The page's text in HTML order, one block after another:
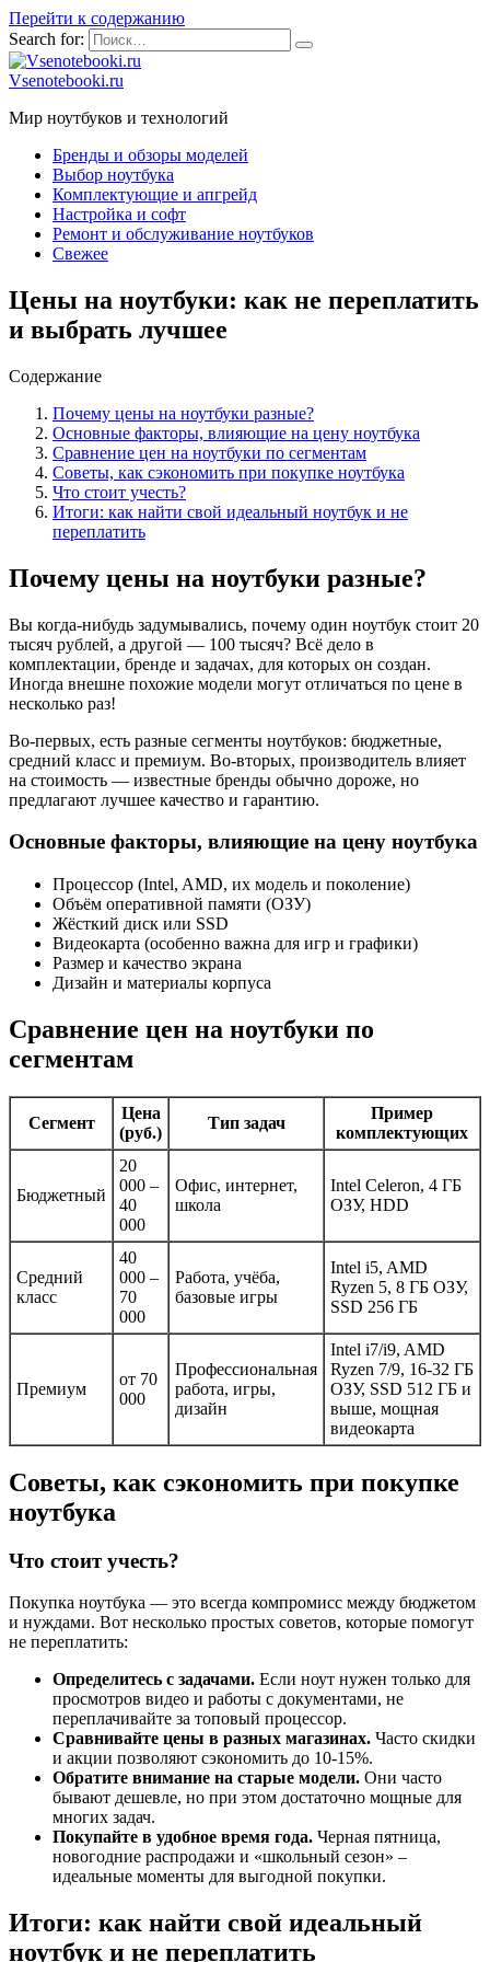
Перейти к содержанию
Search for:
Vsenotebooki.ru
Мир ноутбуков и технологий
Бренды и обзоры моделей
Выбор ноутбука
Комплектующие и апгрейд
Настройка и софт
Ремонт и обслуживание ноутбуков
Свежее
Цены на ноутбуки: как не переплатить
и выбрать лучшее
Содержание
Почему цены на ноутбуки разные?
Основные факторы, влияющие на цену ноутбука
Сравнение цен на ноутбуки по сегментам
Советы, как сэкономить при покупке ноутбука
Что стоит учесть?
Итоги: как найти свой идеальный ноутбук и не
переплатить
Почему цены на ноутбуки разные?
Вы когда-нибудь задумывались, почему один ноутбук стоит 20
тысяч рублей, а другой — 100 тысяч? Всё дело в
комплектации, бренде и задачах, для которых он создан.
Иногда внешне похожие модели могут отличаться по цене в
несколько раз!
Во-первых, есть разные сегменты ноутбуков: бюджетные,
средний класс и премиум. Во-вторых, производитель влияет
на стоимость — известные бренды обычно дороже, но
предлагают лучшее качество и гарантию.
Основные факторы, влияющие на цену ноутбука
Процессор (Intel, AMD, их модель и поколение)
Объём оперативной памяти (ОЗУ)
Жёсткий диск или SSD
Видеокарта (особенно важна для игр и графики)
Размер и качество экрана
Дизайн и материалы корпуса
Сравнение цен на ноутбуки по
сегментам
Сегмент
Цена
(руб.)
Тип задач
Пример
комплектующих
Бюджетный
20
000 –
40
000
Офис, интернет,
школа
Intel Celeron, 4 ГБ
ОЗУ, HDD
Средний
класс
40
000 –
70
000
Работа, учёба,
базовые игры
Intel i5, AMD
Ryzen 5, 8 ГБ ОЗУ,
SSD 256 ГБ
Премиум
от 70
000
Профессиональная
работа, игры,
дизайн
Intel i7/i9, AMD
Ryzen 7/9, 16-32 ГБ
ОЗУ, SSD 512 ГБ и
выше, мощная
видеокарта
Советы, как сэкономить при покупке
ноутбука
Что стоит учесть?
Покупка ноутбука — это всегда компромисс между бюджетом
и нуждами. Вот несколько простых советов, которые помогут
не переплатить:
Определитесь с задачами. Если ноут нужен только для
просмотров видео и работы с документами, не
переплачивайте за топовый процессор.
Сравнивайте цены в разных магазинах. Часто скидки
и акции позволяют сэкономить до 10-15%.
Обратите внимание на старые модели. Они часто
бывают дешевле, но при этом достаточно мощные для
многих задач.
Покупайте в удобное время года. Черная пятница,
новогодние распродажи и «школьный сезон» –
идеальные моменты для выгодной покупки.
Итоги: как найти свой идеальный
ноутбук и не переплатить